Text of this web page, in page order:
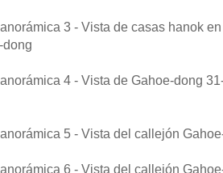
3 - Vista de casas hanok
dong
4 - Vista de Gahoe-dong
5 - Vista del callejón
6 - Vista del callejón